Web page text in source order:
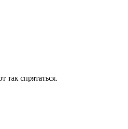
так спрятаться.